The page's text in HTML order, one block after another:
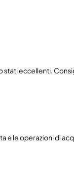
stati eccellenti.
e le operazioni di